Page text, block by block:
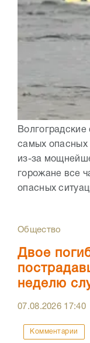
Волгоградские
самых опасных
из-за
горожане все
опасных
Общество
Двое
неделю
07.08.2026 17:40
Комментарии